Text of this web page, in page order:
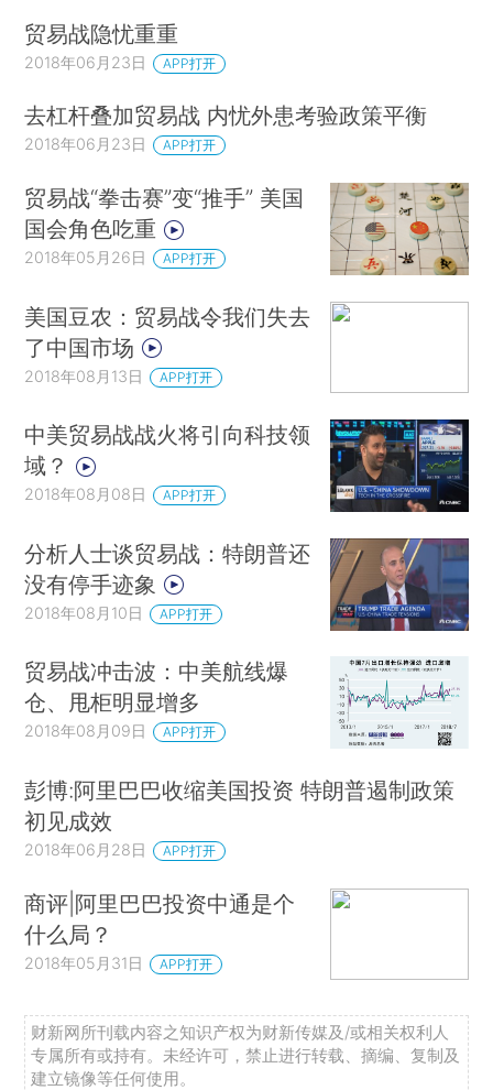
贸易战隐忧重重
2018年06月23日 APP打开
去杠杆叠加贸易战 内忧外患考验政策平衡
2018年06月23日 APP打开
贸易战“拳击赛”变“推手” 美国
国会角色吃重
2018年05月26日 APP打开
美国豆农：贸易战令我们失去
了中国市场
2018年08月13日 APP打开
中美贸易战战火将引向科技领
域？
2018年08月08日 APP打开
分析人士谈贸易战：特朗普还
没有停手迹象
2018年08月10日 APP打开
贸易战冲击波：中美航线爆
仓、甩柜明显增多
2018年08月09日 APP打开
彭博:阿里巴巴收缩美国投资 特朗普遏制政策
初见成效
2018年06月28日 APP打开
商评|阿里巴巴投资中通是个
什么局？
2018年05月31日 APP打开
财新网所刊载内容之知识产权为财新传媒及/或相关权利人
专属所有或持有。未经许可，禁止进行转载、摘编、复制及
建立镜像等任何使用。